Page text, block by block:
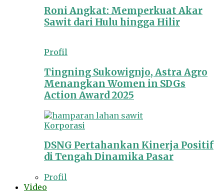
Roni Angkat: Memperkuat Akar
Sawit dari Hulu hingga Hilir
Profil
Tingning Sukowignjo, Astra Agro
Menangkan Women in SDGs
Action Award 2025
Korporasi
DSNG Pertahankan Kinerja Positif
di Tengah Dinamika Pasar
Profil
Video